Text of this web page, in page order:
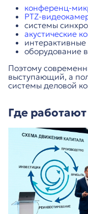
конференц-
PTZ-
системы
акустические
оборудование
Поэтому
выступающий, а
системы деловой
Где